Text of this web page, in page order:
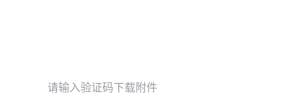
请输入验证码下载附件